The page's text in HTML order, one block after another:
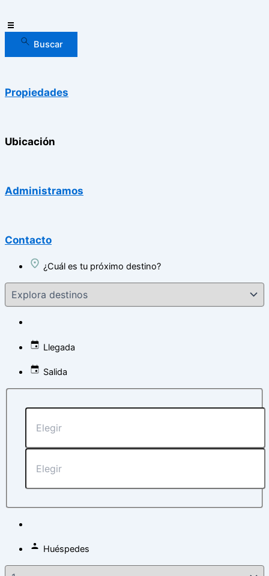
Buscar
Propiedades
Ubicación
Administramos
Contacto
¿Cuál es tu próximo destino?
Llegada
Salida
Huéspedes